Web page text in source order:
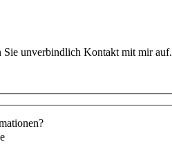
Sie unverbindlich Kontakt mit mir auf.